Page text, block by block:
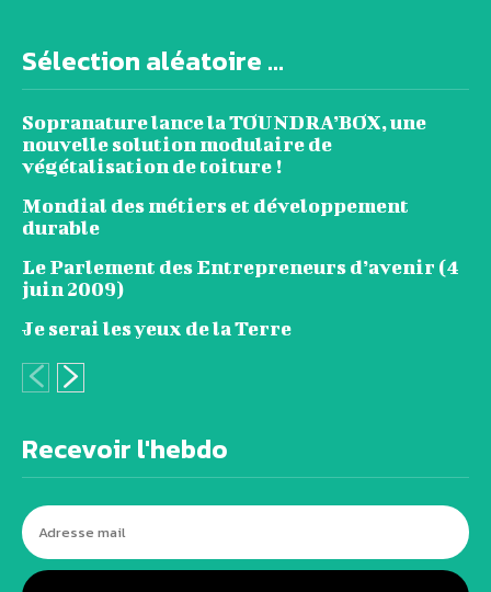
Sélection aléatoire ...
Sopranature lance la TOUNDRA’BOX, une
nouvelle solution modulaire de
végétalisation de toiture !
Mondial des métiers et développement
durable
Le Parlement des Entrepreneurs d’avenir (4
juin 2009)
Je serai les yeux de la Terre
Recevoir l'hebdo